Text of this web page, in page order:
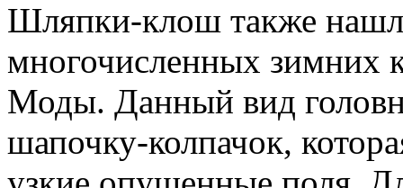
Шляпки-клош также
многочисленных зимних
Моды. Данный вид
шапочку-колпачок,